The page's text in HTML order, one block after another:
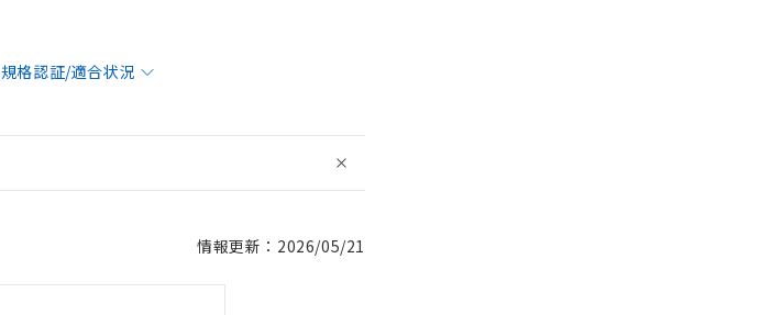
規格認証/適合状況
情報更新：2026/05/21